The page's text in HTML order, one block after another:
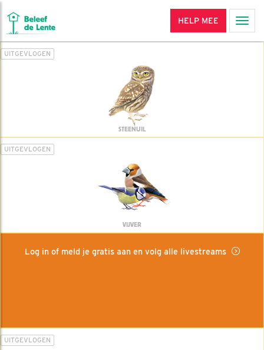
HELP MEE
UITGEVLOGEN
STEENUIL
UITGEVLOGEN
VIJVER
Log in of meld je gratis aan en volg alle livestreams
UITGEVLOGEN